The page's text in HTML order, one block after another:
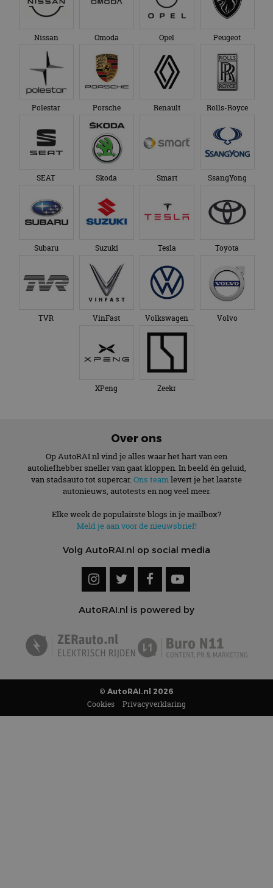
Nissan Omoda Opel Peugeot
Polestar Porsche Renault Rolls-Royce
SEAT Skoda Smart SsangYong
Subaru Suzuki Tesla Toyota
TVR VinFast Volkswagen Volvo
XPeng Zeekr
Over ons
Op AutoRAI.nl vind je alles waar het hart van een
autoliefhebber sneller van gaat kloppen. In beeld én geluid,
van stadsauto tot supercar. Ons teamlevert je het laatste
autonieuws, autotests en nog veel meer.
Elke week de populairste blogs in je mailbox?
Meld je aan voor de nieuwsbrief!
Volg AutoRAI.nl op social media
AutoRAI.nl is powered by
© AutoRAI.nl 2026
Cookies Privacyverklaring